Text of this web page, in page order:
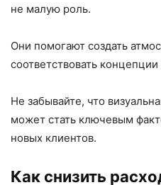
не малую роль.
Они помогают создать
соответствовать
Не забывайте, что
может стать ключевым
новых клиентов.
Как снизить